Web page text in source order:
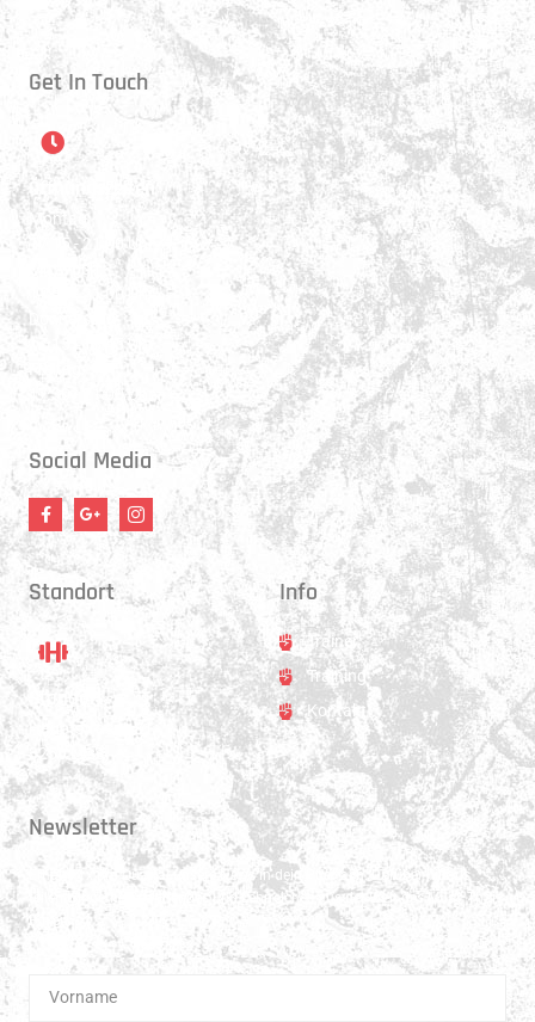
Get In Touch
Öffnungszeiten
Montag:
17:15 - 21:00 Uhr
Mittwoch:
17:30 - 21:00 Uhr
Donnerstag:
17:15 - 18:45 Uhr
17:30 - 21:00 Uhr
Social Media
Standort
Standort
Hauptstrasse 31
3250 Lyss
Info
Trainer
Training
Kontakt
Newsletter
Erhalte 1x pro Quartal unsere News in dein Postfach. Darüber hinaus
teilen wir gerne Spannendes und Lehrreiches aus der Welt des Muay Thai
Boxen.